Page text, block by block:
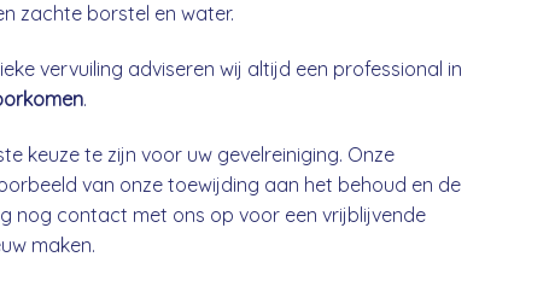
zachte borstel en water.
vervuiling adviseren wij altijd een professional in
.
keuze te zijn voor uw gevelreiniging. Onze
van onze toewijding aan het behoud en de
nog contact met ons op voor een vrijblijvende
maken.